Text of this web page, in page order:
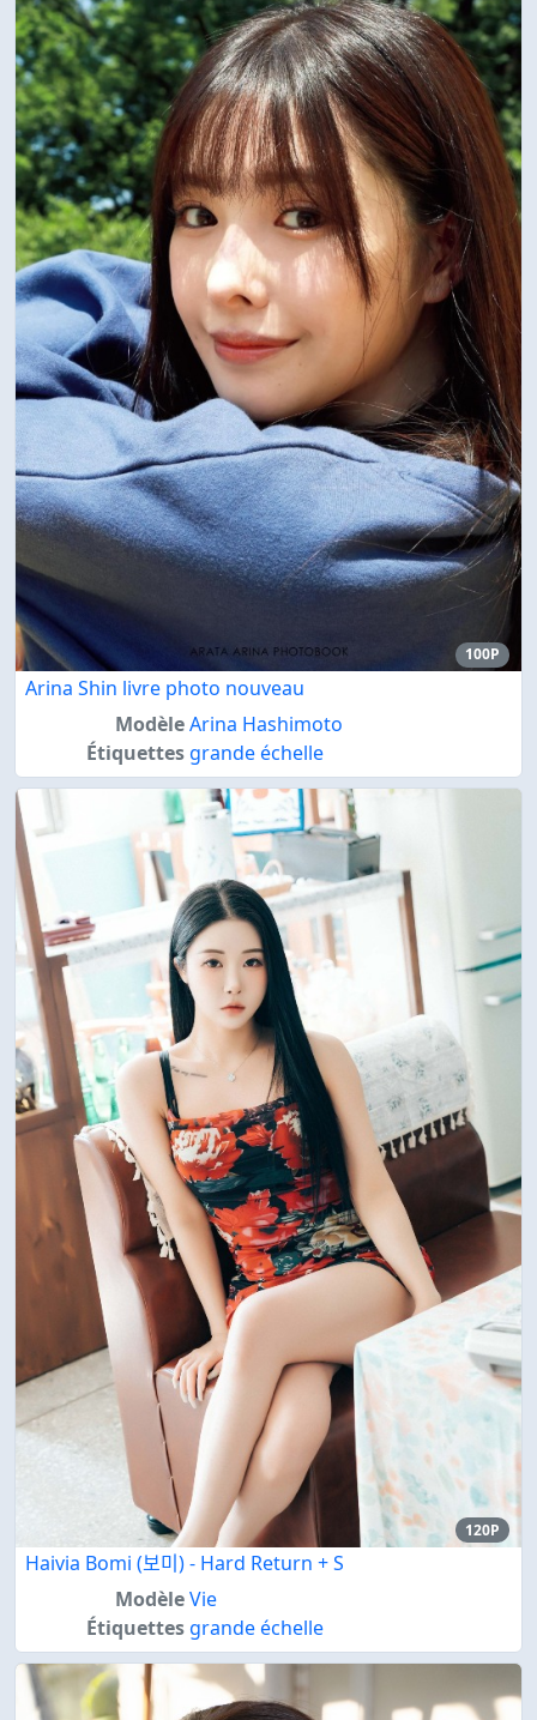
100P
Arina Shin livre photo nouveau
ModèleArina Hashimoto
Étiquettes grande échelle
120P
Haivia Bomi (보미) - Hard Return + S
ModèleVie
Étiquettes grande échelle